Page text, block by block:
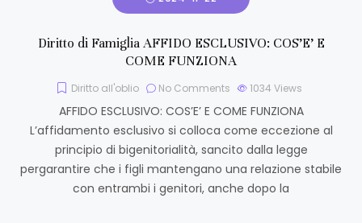
Diritto di Famiglia AFFIDO ESCLUSIVO: COS’E’ E
COME FUNZIONA
Diritto all'oblio No Comments 1034 Views
AFFIDO ESCLUSIVO: COS’E’ E COME FUNZIONA
L’affidamento esclusivo si colloca come eccezione al
principio di bigenitorialità, sancito dalla legge
pergarantire che i figli mantengano una relazione stabile
con entrambi i genitori, anche dopo la